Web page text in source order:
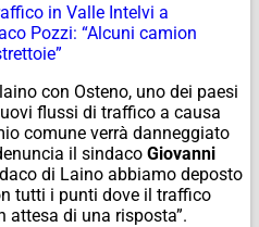
in Valle Intelvi a
Pozzi: “Alcuni camion
con Osteno, uno dei paesi
flussi di traffico a causa
comune verrà danneggiato
il sindaco Giovanni
di Laino abbiamo deposto
tutti i punti dove il traffico
attesa di una risposta”.